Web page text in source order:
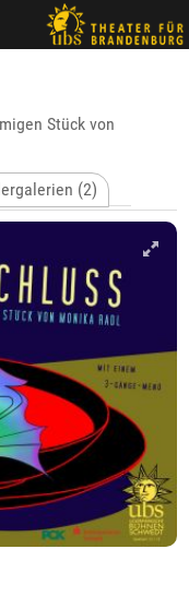
Stück von
(2)